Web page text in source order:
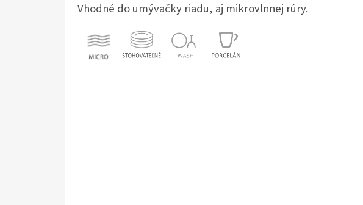
Vhodné do umývačky riadu, aj mikrovlnnej rúry.